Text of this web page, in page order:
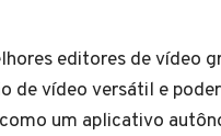
editores de vídeo
de vídeo versátil e
um aplicativo